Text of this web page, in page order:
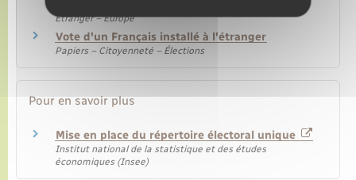
Étranger – Europe
Vote d'un Français installé à l'étranger
Papiers – Citoyenneté – Élections
Pour en savoir plus
Mise en place du répertoire électoral unique
Institut national de la statistique et des études
économiques (Insee)